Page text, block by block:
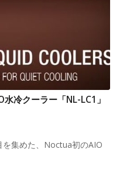
冷クーラー「NL-LC1」
を集めた、Noctua初のAIO